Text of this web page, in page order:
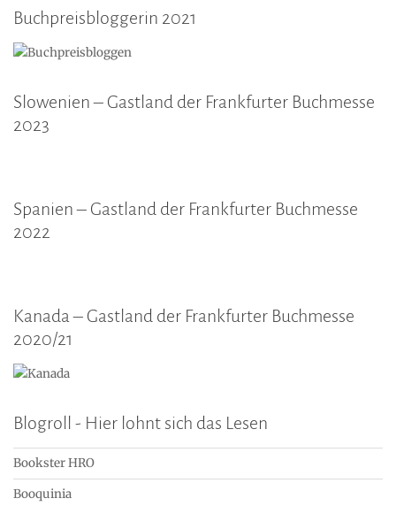
Buchpreisbloggerin 2021
Slowenien – Gastland der Frankfurter Buchmesse
2023
Spanien – Gastland der Frankfurter Buchmesse
2022
Kanada – Gastland der Frankfurter Buchmesse
2020/21
Blogroll - Hier lohnt sich das Lesen
Bookster HRO
Booquinia